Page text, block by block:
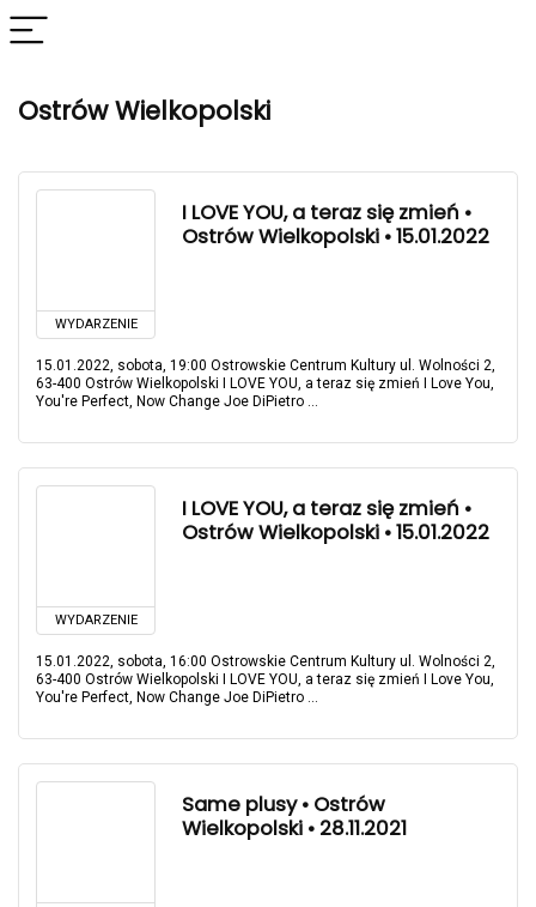
Ostrów Wielkopolski
WYDARZENIE
I LOVE YOU, a teraz się zmień •
Ostrów Wielkopolski • 15.01.2022
15.01.2022, sobota, 19:00 Ostrowskie Centrum Kultury ul. Wolności 2,
63-400 Ostrów Wielkopolski I LOVE YOU, a teraz się zmień I Love You,
You're Perfect, Now Change Joe DiPietro ...
WYDARZENIE
I LOVE YOU, a teraz się zmień •
Ostrów Wielkopolski • 15.01.2022
15.01.2022, sobota, 16:00 Ostrowskie Centrum Kultury ul. Wolności 2,
63-400 Ostrów Wielkopolski I LOVE YOU, a teraz się zmień I Love You,
You're Perfect, Now Change Joe DiPietro ...
Same plusy • Ostrów
Wielkopolski • 28.11.2021